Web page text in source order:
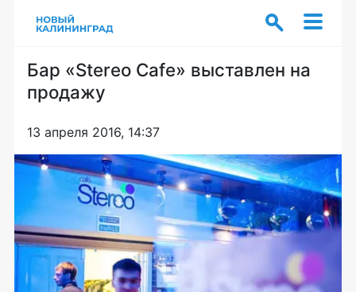
Бар «Stereo Cafe» выставлен на
продажу
13 апреля 2016, 14:37